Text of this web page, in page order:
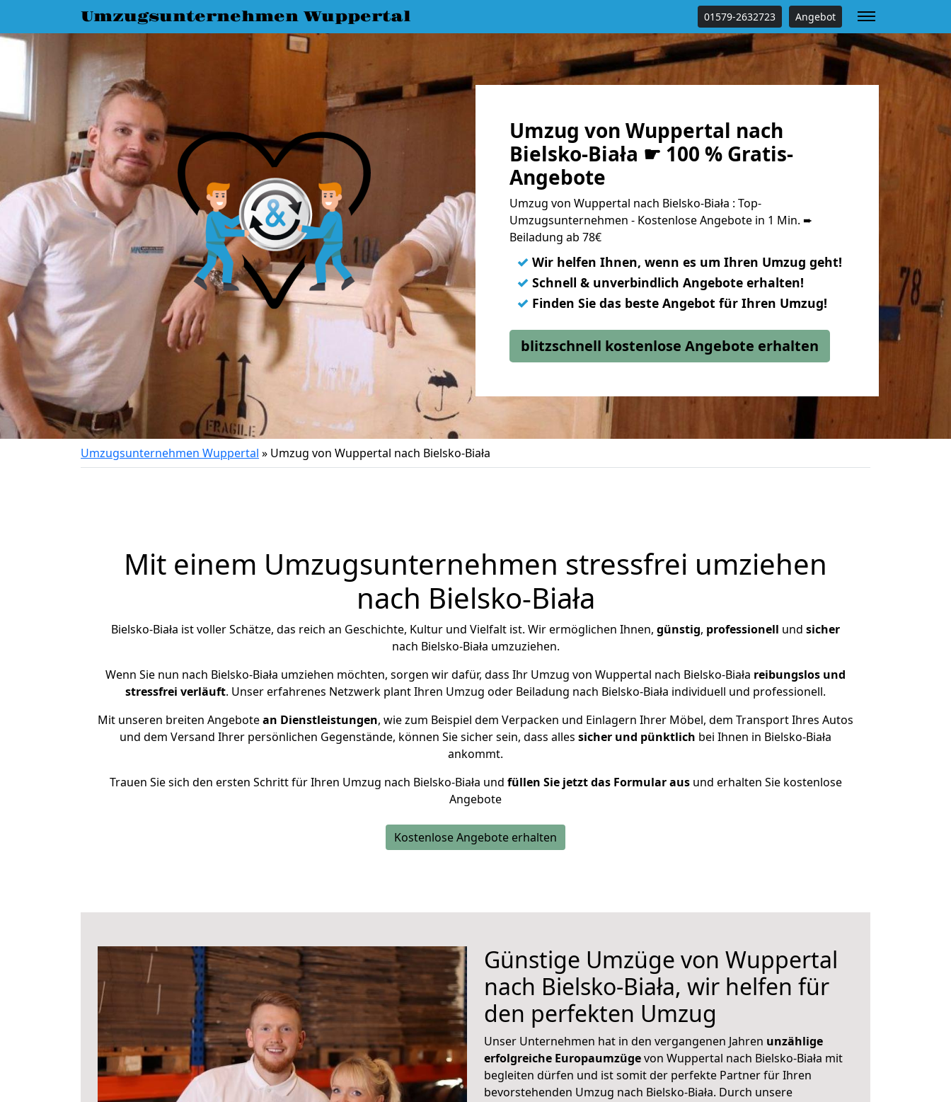
Umzugsunternehmen Wuppertal 01579-2632723 Angebot
Umzug von Wuppertal nach
Bielsko-Biała ☛ 100 % Gratis-
Angebote
Umzug von Wuppertal nach Bielsko-Biała : Top-
Umzugsunternehmen - Kostenlose Angebote in 1 Min. ➨
Beiladung ab 78€
✓ Wir helfen Ihnen, wenn es um Ihren Umzug geht!
✓ Schnell & unverbindlich Angebote erhalten!
✓ Finden Sie das beste Angebot für Ihren Umzug!
blitzschnell kostenlose Angebote erhalten
Umzugsunternehmen Wuppertal » Umzug von Wuppertal nach Bielsko-Biała
Mit einem Umzugsunternehmen stressfrei umziehen
nach Bielsko-Biała
Bielsko-Biała ist voller Schätze, das reich an Geschichte, Kultur und Vielfalt ist. Wir ermöglichen Ihnen, günstig, professionell und sicher
nach Bielsko-Biała umzuziehen.
Wenn Sie nun nach Bielsko-Biała umziehen möchten, sorgen wir dafür, dass Ihr Umzug von Wuppertal nach Bielsko-Biała reibungslos und
stressfrei verläuft. Unser erfahrenes Netzwerk plant Ihren Umzug oder Beiladung nach Bielsko-Biała individuell und professionell.
Mit unseren breiten Angebotean Dienstleistungen, wie zum Beispiel dem Verpacken und Einlagern Ihrer Möbel, dem Transport Ihres Autos
und dem Versand Ihrer persönlichen Gegenstände, können Sie sicher sein, dass alles sicher und pünktlich bei Ihnen in Bielsko-Biała
ankommt.
Trauen Sie sich den ersten Schritt für Ihren Umzug nach Bielsko-Biała und füllen Sie jetzt das Formular ausund erhalten Sie kostenlose
Angebote
Kostenlose Angebote erhalten
Günstige Umzüge von Wuppertal
nach Bielsko-Biała, wir helfen für
den perfekten Umzug
Unser Unternehmen hat in den vergangenen Jahren unzählige
erfolgreiche Europaumzügevon Wuppertal nach Bielsko-Biała mit
begleiten dürfen und ist somit der perfekte Partner für Ihren
bevorstehenden Umzug nach Bielsko-Biała. Durch unsere